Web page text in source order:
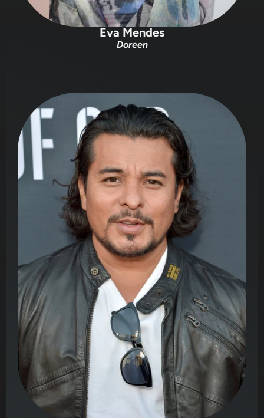
Eva Mendes
Doreen